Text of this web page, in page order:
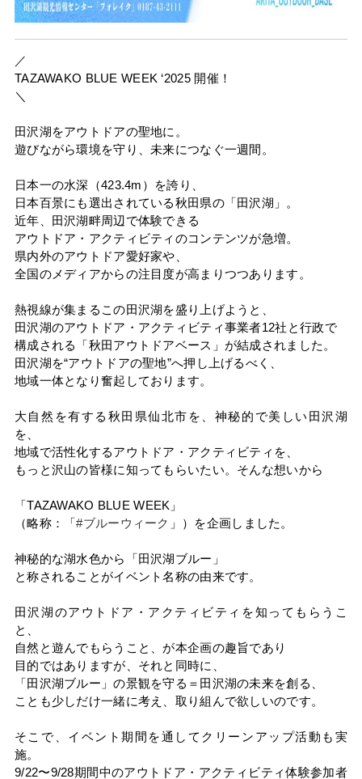
／
TAZAWAKO BLUE WEEK ‘2025 開催！
＼
田沢湖をアウトドアの聖地に。
遊びながら環境を守り、未来につなぐ一週間。
日本一の水深（423.4m）を誇り、
日本百景にも選出されている秋田県の「田沢湖」。
近年、田沢湖畔周辺で体験できる
アウトドア・アクティビティのコンテンツが急増。
県内外のアウトドア愛好家や、
全国のメディアからの注目度が高まりつつあります。
熱視線が集まるこの田沢湖を盛り上げようと、
田沢湖のアウトドア・アクティビティ事業者12社と行政で
構成される「秋田アウトドアベース」が結成されました。
田沢湖を“アウトドアの聖地”へ押し上げるべく、
地域一体となり奮起しております。
大自然を有する秋田県仙北市を、神秘的で美しい田沢湖
を、
地域で活性化するアウトドア・アクティビティを、
もっと沢山の皆様に知ってもらいたい。そんな想いから
「TAZAWAKO BLUE WEEK」
（略称：「#ブルーウィーク 」）を企画しました。
神秘的な湖水色から「田沢湖ブルー」
と称されることがイベント名称の由来です。
田沢湖のアウトドア・アクティビティを知ってもらうこ
と、
自然と遊んでもらうこと、が本企画の趣旨であり
目的ではありますが、それと同時に、
「田沢湖ブルー」の景観を守る＝田沢湖の未来を創る、
ことも少しだけ一緒に考え、取り組んで欲しいのです。
そこで、イベント期間を通してクリーンアップ活動も実
施。
9/22〜9/28期間中のアウトドア・アクティビティ体験参加者